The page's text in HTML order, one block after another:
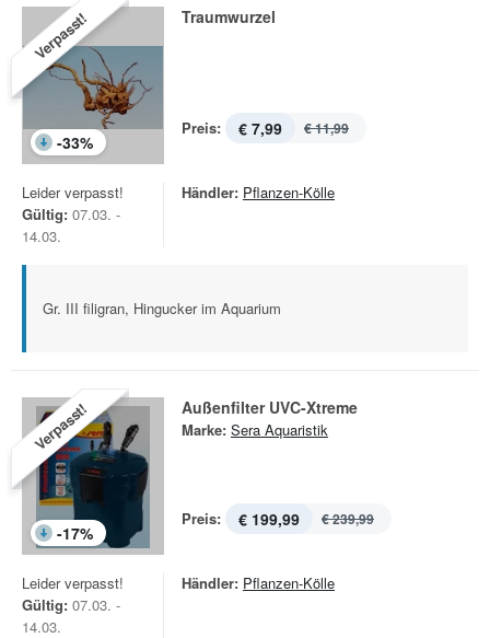
Verpasst!
-33%
Traumwurzel
Preis: € 7,99 € 11,99
Leider verpasst!
Gültig: 07.03. -
14.03.
Händler: Pflanzen-Kölle
Gr. III filigran, Hingucker im Aquarium
Verpasst!
-17%
Außenfilter UVC-Xtreme
Marke: Sera Aquaristik
Preis: € 199,99 € 239,99
Leider verpasst!
Gültig: 07.03. -
14.03.
Händler: Pflanzen-Kölle